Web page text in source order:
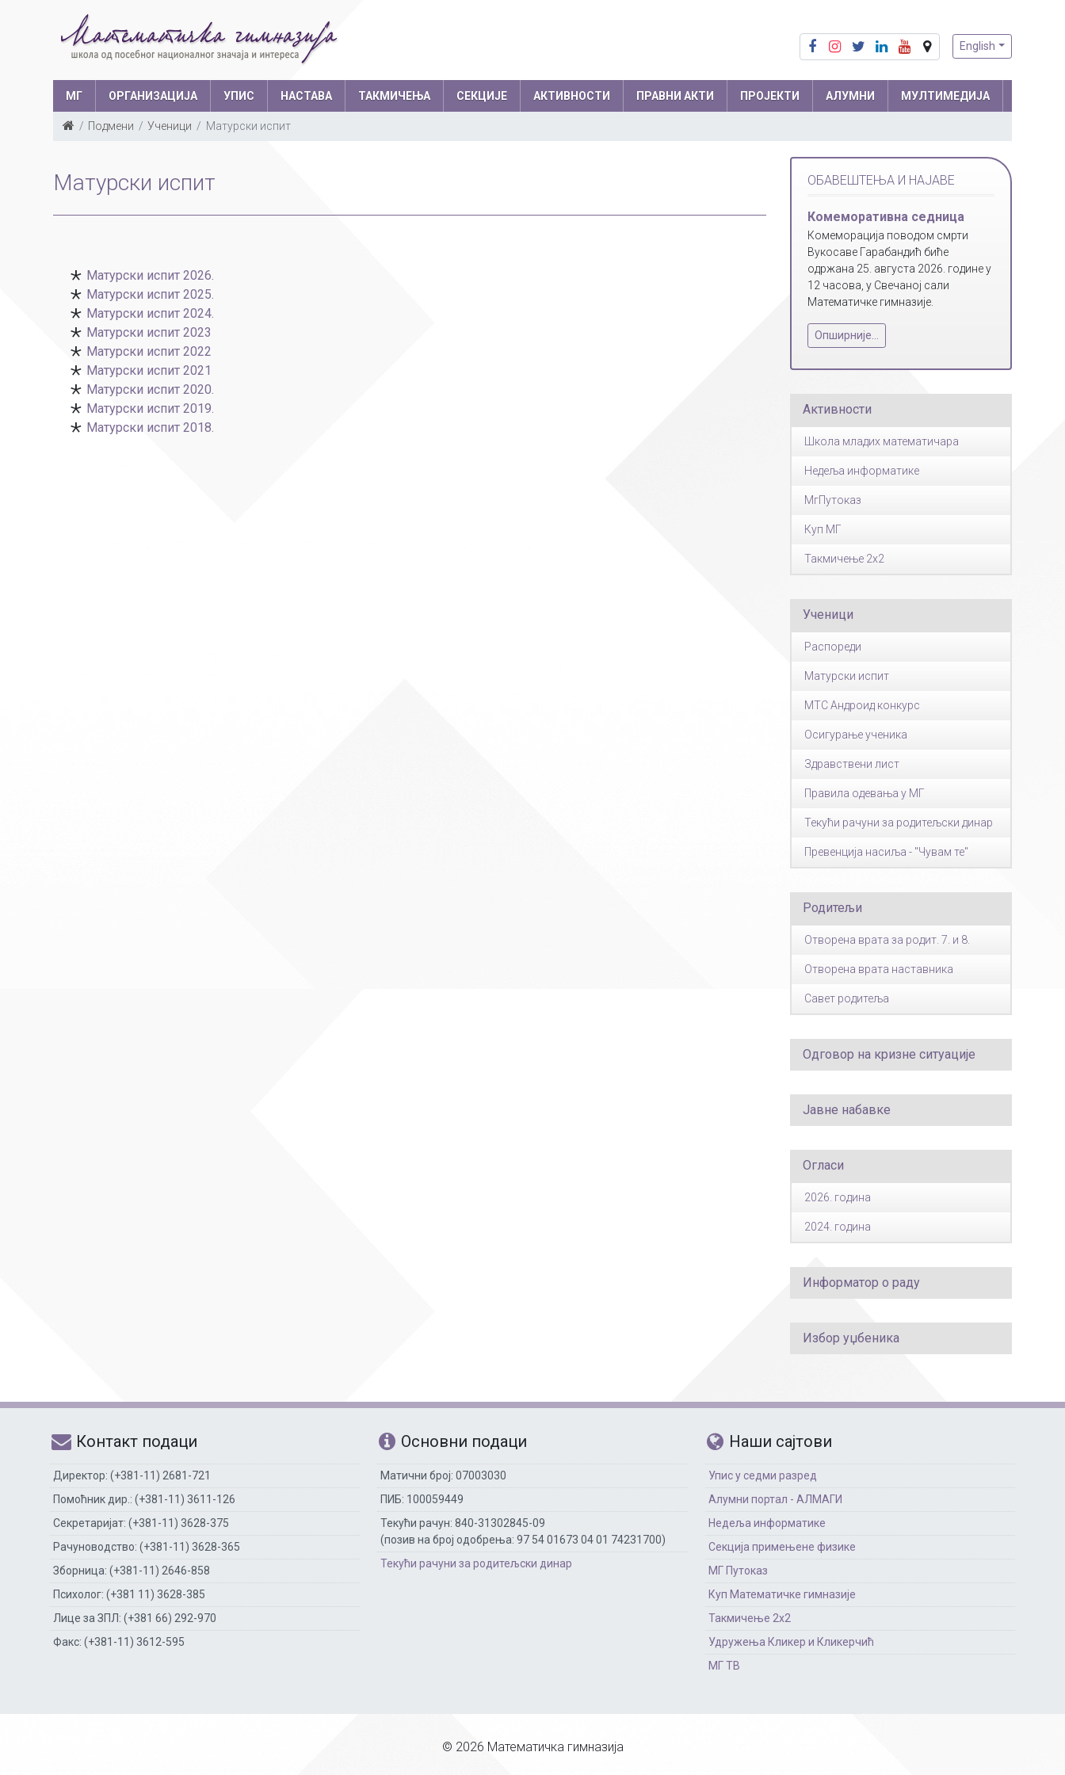
English
МГ ОРГАНИЗАЦИЈА
Ученички парламент Помоћник директора Информатика
Биологија
Хемија
Друштвене науке
Физичко васпитање
Критеријуми за
УПИС НАСТАВА ТАКМИЧЕЊА
балканским олимпијадама
Припреме из математике
Припреме из физике
СЕКЦИЈЕ АКТИВНОСТИ ПРАВНИ АКТИ ПРОЈЕКТИ АЛУМНИ МУЛТИМЕДИЈА
Подмени Ученици Матурски испит
Матурски испит
Матурски испит 2026.
Матурски испит 2025.
Матурски испит 2024.
Матурски испит 2023
Матурски испит 2022
Матурски испит 2021
Матурски испит 2020.
Матурски испит 2019.
Матурски испит 2018.
ОБАВЕШТЕЊА И НАЈАВЕ
Комеморативна седница
Комеморација поводом смрти
Вукосаве Гарабандић биће
одржана 25. августа 2026. године у
12 часова, у Свечаној сали
Математичке гимназије.
Опширније...
Активности
Школа младих математичара
Недеља информатике
МгПутоказ
Куп МГ
Такмичење 2x2
Ученици
Распореди
Матурски испит
МТС Андроид конкурс
Осигурање ученика
Здравствени лист
Правила одевања у МГ
Текући рачуни за родитељски динар
Превенција насиља - "Чувам те"
Родитељи
Отворена врата за родит. 7. и 8.
Отворена врата наставника
Савет родитеља
Одговор на кризне ситуације
Јавне набавке
Огласи
2026. година
2024. година
Информатор о раду
Избор уџбеника
Контакт подаци
Директор: (+381-11) 2681-721
Помоћник дир.: (+381-11) 3611-126
Секретаријат: (+381-11) 3628-375
Рачуноводство: (+381-11) 3628-365
Зборница: (+381-11) 2646-858
Психолог: (+381 11) 3628-385
Лице за ЗПЛ: (+381 66) 292-970
Факс: (+381-11) 3612-595
Основни подаци
Матични број: 07003030
ПИБ: 100059449
Текући рачун: 840-31302845-09
(позив на број одобрења: 97 54 01673 04 01 74231700)
Текући рачуни за родитељски динар
Наши сајтови
Упис у седми разред
Алумни портал - АЛМАГИ
Недеља информатике
Секција примењене физике
МГ Путоказ
Куп Математичке гимназије
Такмичење 2х2
Удружења Кликер и Кликерчић
МГ ТВ
© 2026 Математичка гимназија